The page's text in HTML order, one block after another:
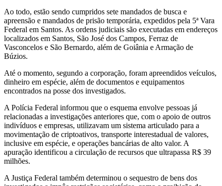
Ao todo, estão sendo cumpridos sete mandados de busca e
apreensão e mandados de prisão temporária, expedidos pela 5ª Vara
Federal em Santos. As ordens judiciais são executadas em endereços
localizados em Santos, São José dos Campos, Ferraz de
Vasconcelos e São Bernardo, além de Goiânia e Armação de
Búzios.
Até o momento, segundo a corporação, foram apreendidos veículos,
dinheiro em espécie, além de documentos e equipamentos
encontrados na posse dos investigados.
A Polícia Federal informou que o esquema envolve pessoas já
relacionadas a investigações anteriores que, com o apoio de outros
indivíduos e empresas, utilizavam um sistema articulado para a
movimentação de criptoativos, transporte interestadual de valores,
inclusive em espécie, e operações bancárias de alto valor. A
apuração identificou a circulação de recursos que ultrapassa R$ 39
milhões.
A Justiça Federal também determinou o sequestro de bens dos